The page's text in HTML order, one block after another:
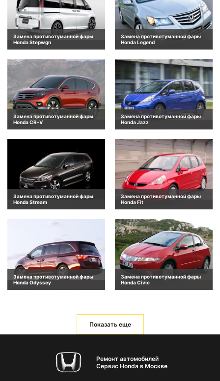
Замена противотуманной фары
Honda Stepwgn
Замена противотуманной фары
Honda Legend
Замена противотуманной фары
Honda CR-V
Замена противотуманной фары
Honda Jazz
Замена противотуманной фары
Honda Stream
Замена противотуманной фары
Honda Fit
Замена противотуманной фары
Honda Odyssey
Замена противотуманной фары
Honda Civic
Показать еще
Ремонт автомобилей
Сервис Honda в Москве